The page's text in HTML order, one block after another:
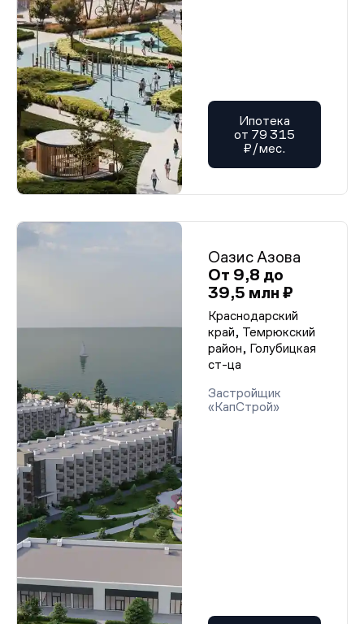
Ипотека
от 79 315
₽/мес.
Оазис Азова
От 9,8 до
39,5 млн ₽
Краснодарский
край, Темрюкский
район, Голубицкая
ст-ца
Застройщик
«КапСтрой»